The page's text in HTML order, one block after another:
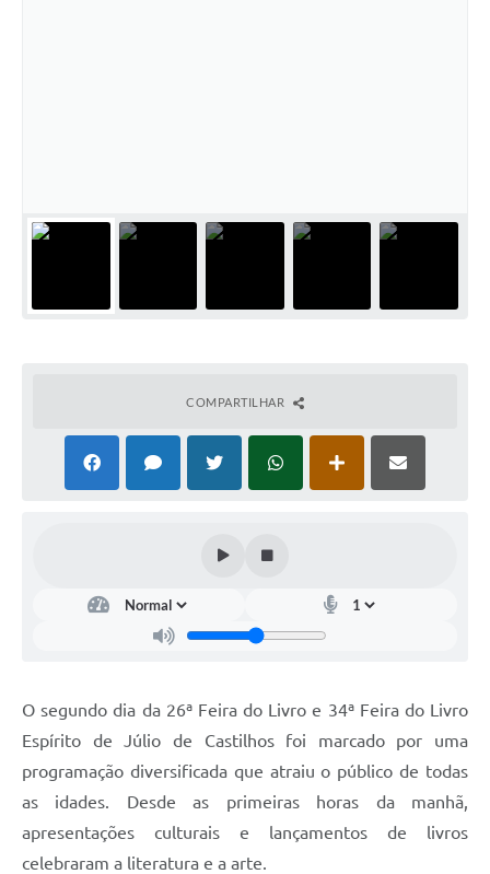
Carta de Serviços
Links
COMPARTILHAR
O segundo dia da 26ª Feira do Livro e 34ª Feira do Livro
Espírito de Júlio de Castilhos foi marcado por uma
programação diversificada que atraiu o público de todas
as idades. Desde as primeiras horas da manhã,
apresentações culturais e lançamentos de livros
celebraram a literatura e a arte.